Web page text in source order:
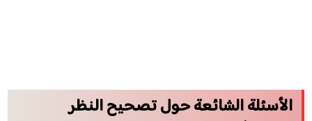
الأسئلة الشائعة حول تصحيح النظر